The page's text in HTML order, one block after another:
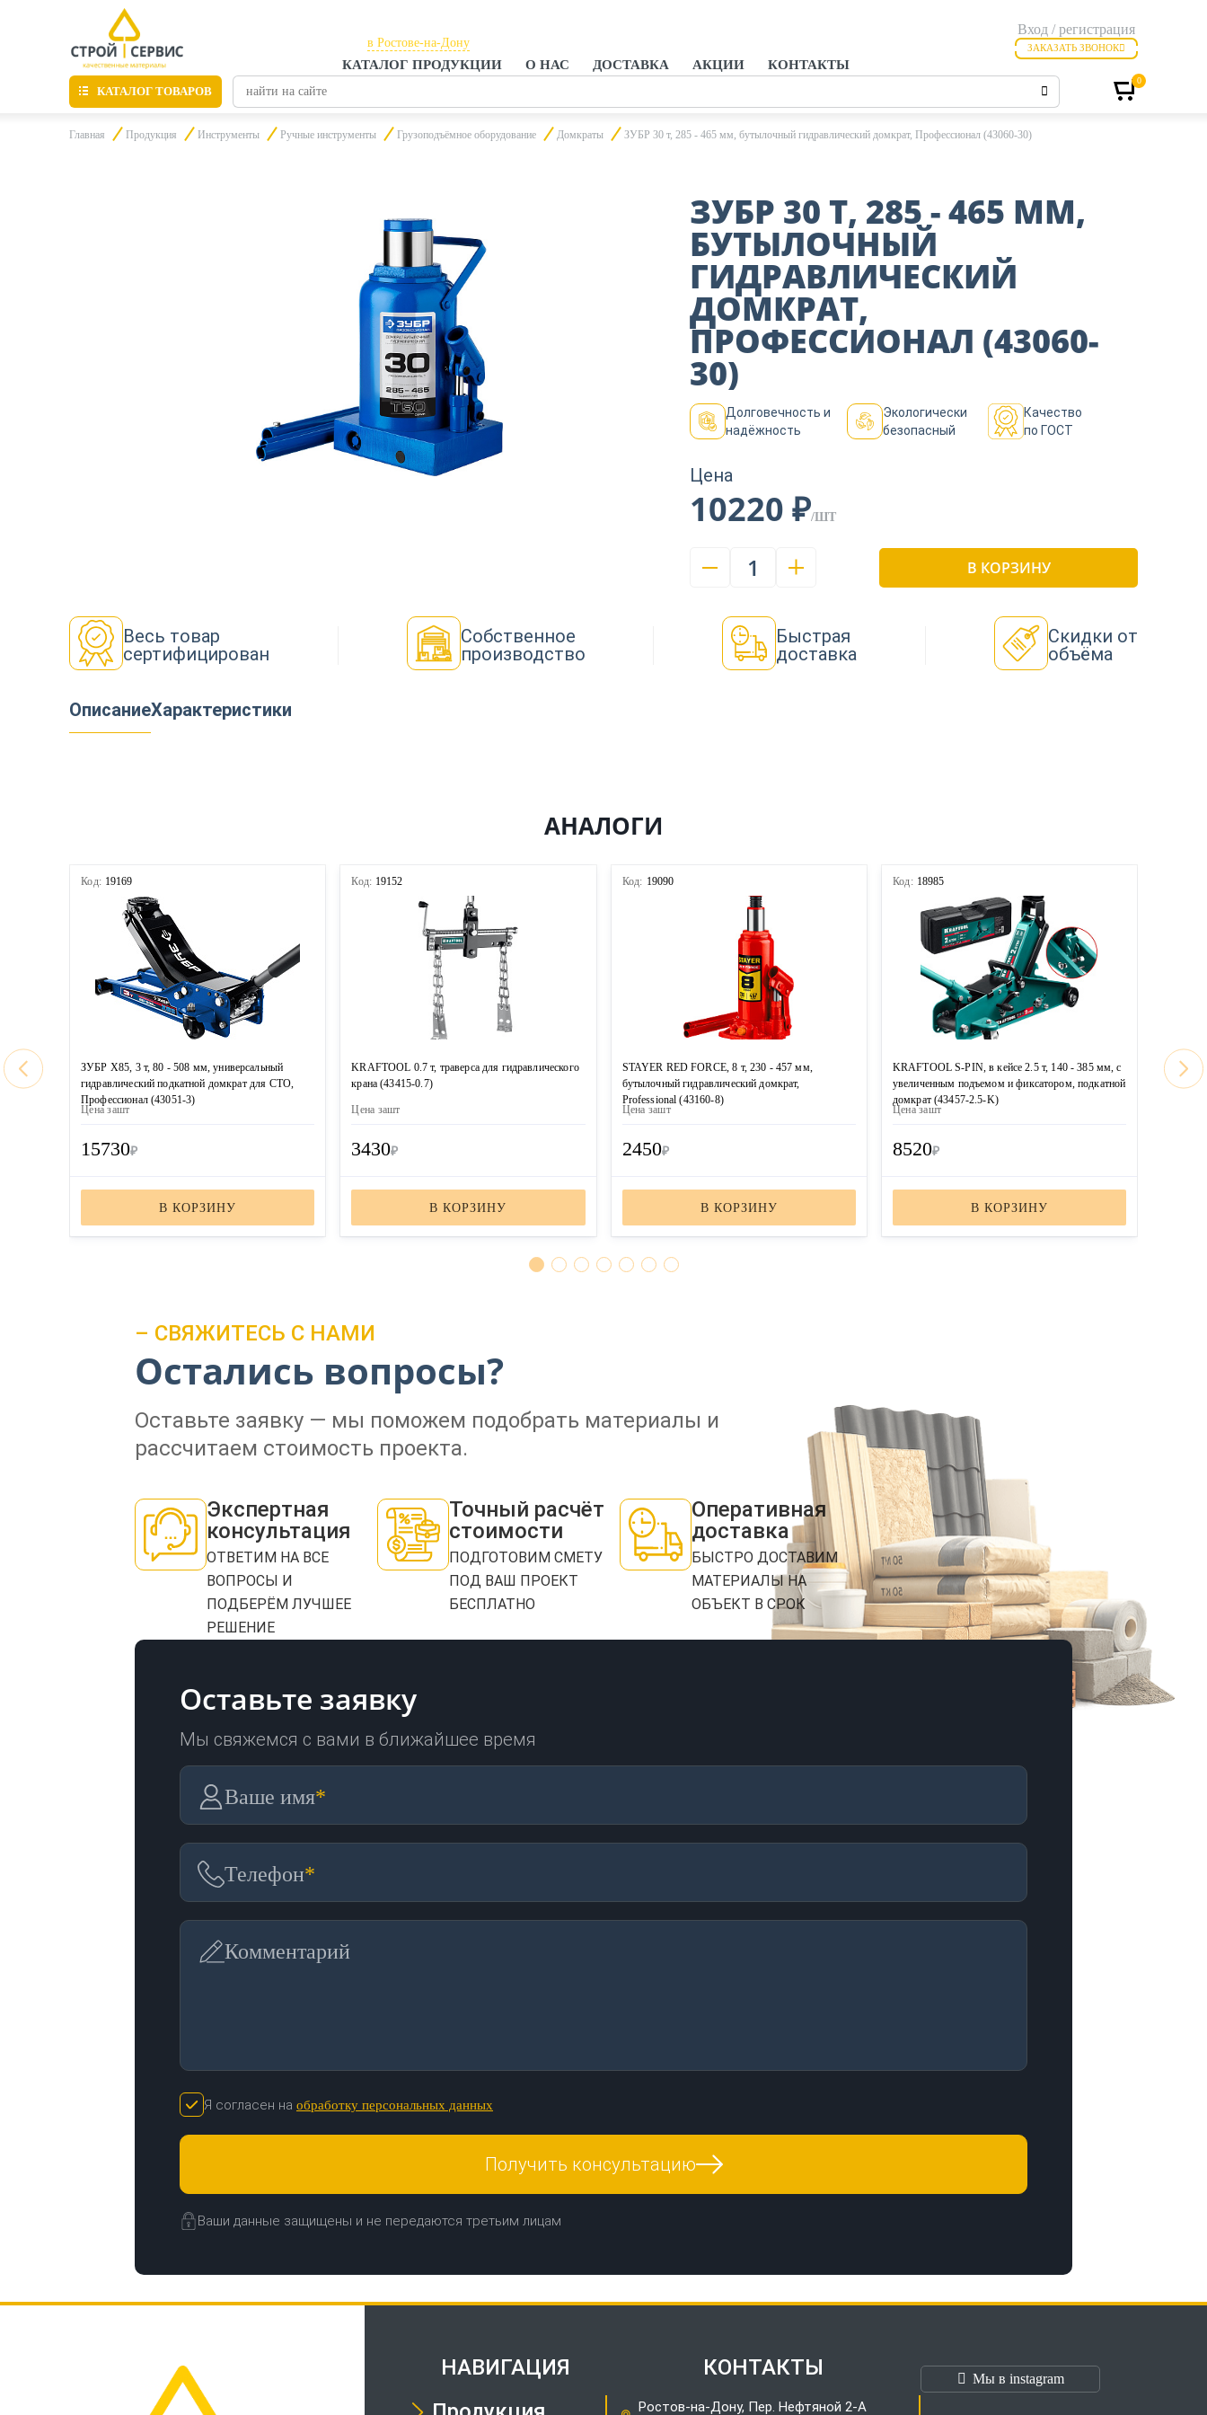
КАТАЛОГ ПРОДУКЦИИ О НАС ДОСТАВКА АКЦИИ КОНТАКТЫ
в Ростове-на-Дону
в Ростове-на-Дону
Вход / регистрация
ЗАКАЗАТЬ ЗВОНОК
КАТАЛОГ ТОВАРОВ
0
Главная Продукция Инструменты Ручные инструменты Грузоподъёмное оборудование Домкраты ЗУБР 30 т, 285 - 465 мм, бутылочный гидравлический домкрат, Профессионал (43060-30)
ЗУБР 30 Т, 285 - 465 ММ,
БУТЫЛОЧНЫЙ
ГИДРАВЛИЧЕСКИЙ
ДОМКРАТ,
ПРОФЕССИОНАЛ (43060-
30)
Долговечность и
надёжность
Экологически
безопасный
Качество
по ГОСТ
Цена
10220 ₽/ШТ
1 В КОРЗИНУ
Весь товар
сертифицирован
Собственное
производство
Быстрая
доставка
Скидки от
объёма
ОписаниеХарактеристики
АНАЛОГИ
Код: 19169
ЗУБР X85, 3 т, 80 - 508 мм, универсальный
гидравлический подкатной домкрат для СТО,
Профессионал (43051-3)
Цена зашт
15730₽
В КОРЗИНУ
Код: 19152
KRAFTOOL 0.7 т, траверса для гидравлического
крана (43415-0.7)
Цена зашт
3430₽
В КОРЗИНУ
Код: 19090
STAYER RED FORCE, 8 т, 230 - 457 мм,
бутылочный гидравлический домкрат,
Professional (43160-8)
Цена зашт
2450₽
В КОРЗИНУ
Код: 18985
KRAFTOOL S-PIN, в кейсе 2.5 т, 140 - 385 мм, с
увеличенным подъемом и фиксатором, подкатной
домкрат (43457-2.5-K)
Цена зашт
8520₽
В КОРЗИНУ
– СВЯЖИТЕСЬ С НАМИ
Остались вопросы?
Оставьте заявку — мы поможем подобрать материалы и
рассчитаем стоимость проекта.
Экспертная
консультация
ОТВЕТИМ НА ВСЕ
ВОПРОСЫ И
ПОДБЕРЁМ ЛУЧШЕЕ
РЕШЕНИЕ
Точный расчёт
стоимости
ПОДГОТОВИМ СМЕТУ
ПОД ВАШ ПРОЕКТ
БЕСПЛАТНО
Оперативная
доставка
БЫСТРО ДОСТАВИМ
МАТЕРИАЛЫ НА
ОБЪЕКТ В СРОК
Оставьте заявку
Мы свяжемся с вами в ближайшее время
Ваше имя*
Телефон*
Комментарий
Я согласен на обработку персональных данных
Получить консультацию
Ваши данные защищены и не передаются третьим лицам
НАВИГАЦИЯ
КОНТАКТЫ
Ростов-на-Дону, Пер. Нефтяной 2-А
Мы в instagram
ЗАКАЗАТЬ ЗВОНОК
Нажимая кнопку "Отправить", я даю своё согласие на обработку моих персональных